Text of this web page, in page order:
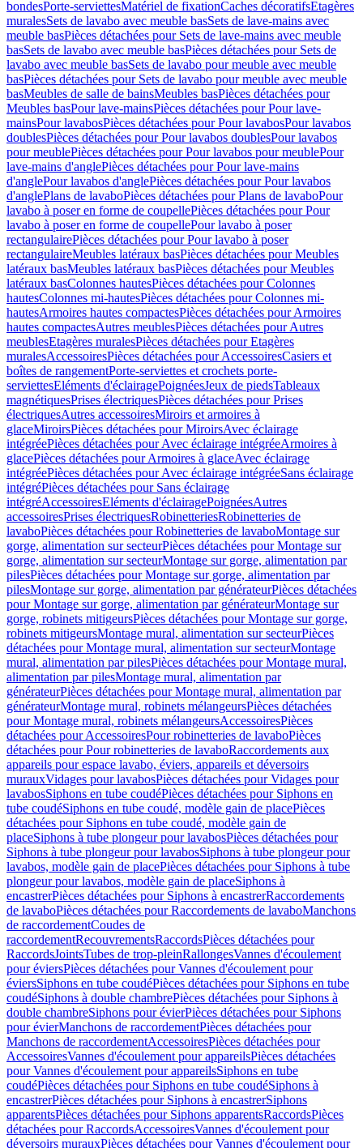
bondesPorte-serviettesMatériel de fixationCaches décoratifsEtagères
muralesSets de lavabo avec meuble basSets de lave-mains avec
meuble basPièces détachées pour Sets de lave-mains avec meuble
basSets de lavabo avec meuble basPièces détachées pour Sets de
lavabo avec meuble basSets de lavabo pour meuble avec meuble
basPièces détachées pour Sets de lavabo pour meuble avec meuble
basMeubles de salle de bainsMeubles basPièces détachées pour
Meubles basPour lave-mainsPièces détachées pour Pour lave-
mainsPour lavabosPièces détachées pour Pour lavabosPour lavabos
doublesPièces détachées pour Pour lavabos doublesPour lavabos
pour meublePièces détachées pour Pour lavabos pour meublePour
lave-mains d'anglePièces détachées pour Pour lave-mains
d'anglePour lavabos d'anglePièces détachées pour Pour lavabos
d'anglePlans de lavaboPièces détachées pour Plans de lavaboPour
lavabo à poser en forme de coupellePièces détachées pour Pour
lavabo à poser en forme de coupellePour lavabo à poser
rectangulairePièces détachées pour Pour lavabo à poser
rectangulaireMeubles latéraux basPièces détachées pour Meubles
latéraux basMeubles latéraux basPièces détachées pour Meubles
latéraux basColonnes hautesPièces détachées pour Colonnes
hautesColonnes mi-hautesPièces détachées pour Colonnes mi-
hautesArmoires hautes compactesPièces détachées pour Armoires
hautes compactesAutres meublesPièces détachées pour Autres
meublesEtagères muralesPièces détachées pour Etagères
muralesAccessoiresPièces détachées pour AccessoiresCasiers et
boîtes de rangementPorte-serviettes et crochets porte-
serviettesEléments d'éclairagePoignéesJeux de piedsTableaux
magnétiquesPrises électriquesPièces détachées pour Prises
électriquesAutres accessoiresMiroirs et armoires à
glaceMiroirsPièces détachées pour MiroirsAvec éclairage
intégréePièces détachées pour Avec éclairage intégréeArmoires à
glacePièces détachées pour Armoires à glaceAvec éclairage
intégréePièces détachées pour Avec éclairage intégréeSans éclairage
intégréPièces détachées pour Sans éclairage
intégréAccessoiresEléments d'éclairagePoignéesAutres
accessoiresPrises électriquesRobinetteriesRobinetteries de
lavaboPièces détachées pour Robinetteries de lavaboMontage sur
gorge, alimentation sur secteurPièces détachées pour Montage sur
gorge, alimentation sur secteurMontage sur gorge, alimentation par
pilesPièces détachées pour Montage sur gorge, alimentation par
pilesMontage sur gorge, alimentation par générateurPièces détachées
pour Montage sur gorge, alimentation par générateurMontage sur
gorge, robinets mitigeursPièces détachées pour Montage sur gorge,
robinets mitigeursMontage mural, alimentation sur secteurPièces
détachées pour Montage mural, alimentation sur secteurMontage
mural, alimentation par pilesPièces détachées pour Montage mural,
alimentation par pilesMontage mural, alimentation par
générateurPièces détachées pour Montage mural, alimentation par
générateurMontage mural, robinets mélangeursPièces détachées
pour Montage mural, robinets mélangeursAccessoiresPièces
détachées pour AccessoiresPour robinetteries de lavaboPièces
détachées pour Pour robinetteries de lavaboRaccordements aux
appareils pour espace lavabo, éviers, appareils et déversoirs
murauxVidages pour lavabosPièces détachées pour Vidages pour
lavabosSiphons en tube coudéPièces détachées pour Siphons en
tube coudéSiphons en tube coudé, modèle gain de placePièces
détachées pour Siphons en tube coudé, modèle gain de
placeSiphons à tube plongeur pour lavabosPièces détachées pour
Siphons à tube plongeur pour lavabosSiphons à tube plongeur pour
lavabos, modèle gain de placePièces détachées pour Siphons à tube
plongeur pour lavabos, modèle gain de placeSiphons à
encastrerPièces détachées pour Siphons à encastrerRaccordements
de lavaboPièces détachées pour Raccordements de lavaboManchons
de raccordementCoudes de
raccordementRecouvrementsRaccordsPièces détachées pour
RaccordsJointsTubes de trop-pleinRallongesVannes d'écoulement
pour éviersPièces détachées pour Vannes d'écoulement pour
éviersSiphons en tube coudéPièces détachées pour Siphons en tube
coudéSiphons à double chambrePièces détachées pour Siphons à
double chambreSiphons pour évierPièces détachées pour Siphons
pour évierManchons de raccordementPièces détachées pour
Manchons de raccordementAccessoiresPièces détachées pour
AccessoiresVannes d'écoulement pour appareilsPièces détachées
pour Vannes d'écoulement pour appareilsSiphons en tube
coudéPièces détachées pour Siphons en tube coudéSiphons à
encastrerPièces détachées pour Siphons à encastrerSiphons
apparentsPièces détachées pour Siphons apparentsRaccordsPièces
détachées pour RaccordsAccessoiresVannes d'écoulement pour
déversoirs murauxPièces détachées pour Vannes d'écoulement pour